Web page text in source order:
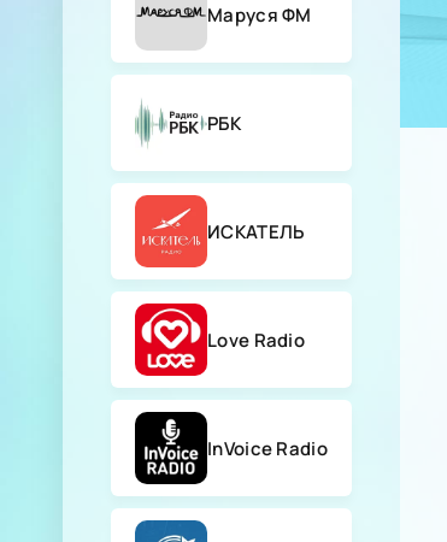
Маруся ФМ
РБК
ИСКАТЕЛЬ
Love Radio
InVoice Radio